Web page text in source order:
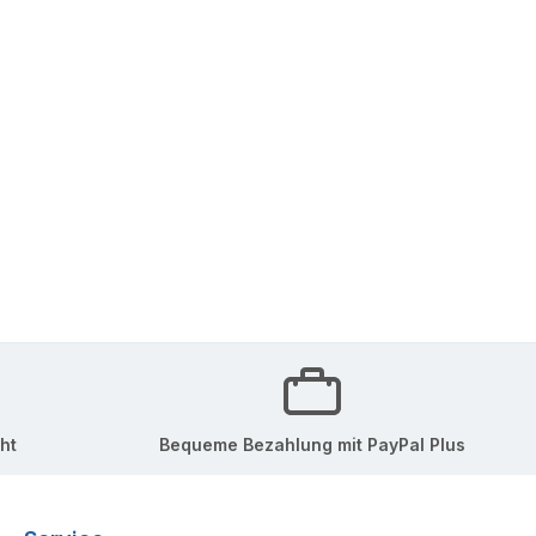
Bequeme Bezahlung mit PayPal Plus